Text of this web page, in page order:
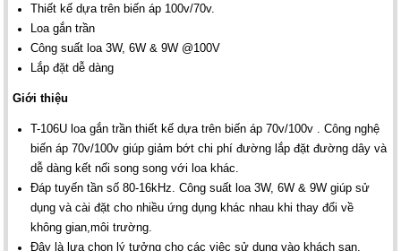
Thiết kế dựa trên biến áp 100v/70v.
Loa gắn trần
Công suất loa 3W, 6W & 9W @100V
Lắp đặt dễ dàng
Giới thiệu
T-106U loa gắn trần thiết kế dựa trên biến áp 70v/100v . Công nghệ
biến áp 70v/100v giúp giảm bớt chi phí đường lắp đặt đường dây và
dễ dàng kết nối song song với loa khác.
Đáp tuyến tần số 80-16kHz. Công suất loa 3W, 6W & 9W giúp sử
dụng và cài đặt cho nhiều ứng dụng khác nhau khi thay đổi về
không gian,môi trường.
Đây là lựa chọn lý tưởng cho các việc sử dụng vào khách sạn,